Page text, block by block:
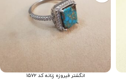
انگشتر فیروزه زنانه کد ۱۵۷۲